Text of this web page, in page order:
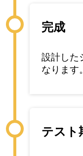
完成
設計した
なります。
テスト